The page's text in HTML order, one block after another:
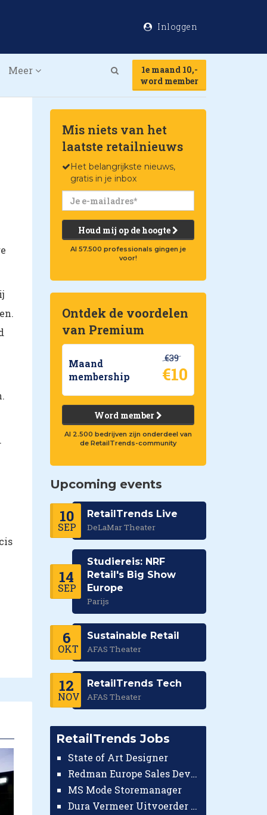
Inloggen
Meer
1e maand 10,-
word member
Mis niets van het
laatste retailnieuws
Het belangrijkste nieuws,
gratis in je inbox
Houd mij op de hoogte
Al 57.500 professionals gingen je
voor!
Ontdek de voordelen
van Premium
Maand
membership
€39
€10
Word member
Al 2.500 bedrijven zijn onderdeel van
de RetailTrends-community
Upcoming events
10
SEP
RetailTrends Live
DeLaMar Theater
14
SEP
Studiereis: NRF
Retail's Big Show
Europe
Parijs
6
OKT
Sustainable Retail
AFAS Theater
12
NOV
RetailTrends Tech
AFAS Theater
RetailTrends Jobs
State of Art Designer
Redman Europe Sales Developer (Europe)
MS Mode Storemanager
Dura Vermeer Uitvoerder GWW Amsterdam